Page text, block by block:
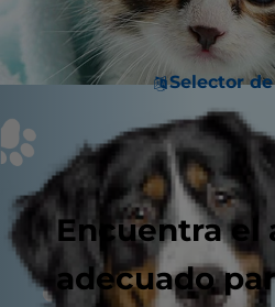
Selector
Encuentra el
adecuado